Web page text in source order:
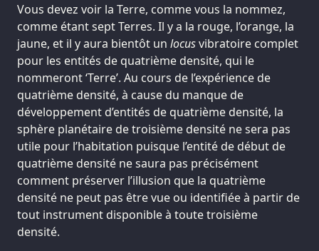
Vous devez voir la Terre, comme vous la nommez,
comme étant sept Terres. Il y a la rouge, l’orange, la
jaune, et il y aura bientôt un locusvibratoire complet
pour les entités de quatrième densité, qui le
nommeront ‘Terre’. Au cours de l’expérience de
quatrième densité, à cause du manque de
développement d’entités de quatrième densité, la
sphère planétaire de troisième densité ne sera pas
utile pour l’habitation puisque l’entité de début de
quatrième densité ne saura pas précisément
comment préserver l’illusion que la quatrième
densité ne peut pas être vue ou identifiée à partir de
tout instrument disponible à toute troisième
densité.